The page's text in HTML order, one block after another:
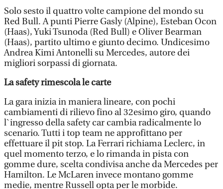
Solo sesto il quattro volte campione del mondo su
Red Bull. A punti Pierre Gasly (Alpine), Esteban Ocon
(Haas), Yuki Tsunoda (Red Bull) e Oliver Bearman
(Haas), partito ultimo e giunto decimo. Undicesimo
Andrea Kimi Antonelli su Mercedes, autore dei
migliori sorpassi di giornata.
La safety rimescola le carte
La gara inizia in maniera lineare, con pochi
cambiamenti di rilievo fino al 32esimo giro, quando
l`ingresso della safety car cambia radicalmente lo
scenario. Tutti i top team ne approfittano per
effettuare il pit stop. La Ferrari richiama Leclerc, in
quel momento terzo, e lo rimanda in pista con
gomme dure, scelta condivisa anche da Mercedes per
Hamilton. Le McLaren invece montano gomme
medie, mentre Russell opta per le morbide.